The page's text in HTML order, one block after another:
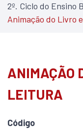
2º. Ciclo do Ensino
Animação do Livro
ANIMAÇÃO
LEITURA
Código